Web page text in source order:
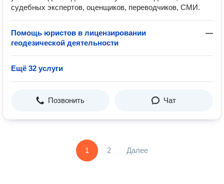
судебных экспертов, оценщиков, переводчиков, СМИ.
Помощь юристов в лицензировании
геодезической деятельности
—
Ещё 32 услуги
Позвонить Чат
1 2 Далее